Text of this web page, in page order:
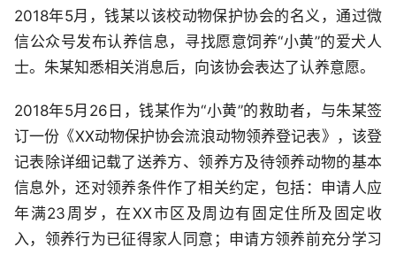
2018年5月，钱某以该校动物保护协会的名义，通过微
信公众号发布认养信息，寻找愿意饲养“小黄”的爱犬人
士。朱某知悉相关消息后，向该协会表达了认养意愿。
2018年5月26日，钱某作为“小黄”的救助者，与朱某签
订一份《XX动物保护协会流浪动物领养登记表》，该登
记表除详细记载了送养方、领养方及待领养动物的基本
信息外，还对领养条件作了相关约定，包括：申请人应
年满23周岁，在XX市区及周边有固定住所及固定收
入，领养行为已征得家人同意；申请方领养前充分学习